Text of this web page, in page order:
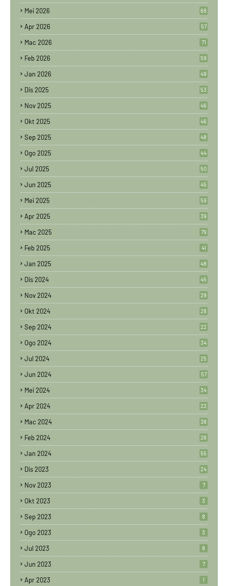
Mei 2026 68
Apr 2026 57
Mac 2026 71
Feb 2026 59
Jan 2026 49
Dis 2025 53
Nov 2025 46
Okt 2025 46
Sep 2025 48
Ogo 2025 44
Jul 2025 50
Jun 2025 45
Mei 2025 59
Apr 2025 39
Mac 2025 79
Feb 2025 41
Jan 2025 48
Dis 2024 45
Nov 2024 29
Okt 2024 28
Sep 2024 22
Ogo 2024 34
Jul 2024 25
Jun 2024 57
Mei 2024 34
Apr 2024 22
Mac 2024 38
Feb 2024 26
Jan 2024 55
Dis 2023 24
Nov 2023 7
Okt 2023 3
Sep 2023 8
Ogo 2023 3
Jul 2023 8
Jun 2023 7
Apr 2023 1